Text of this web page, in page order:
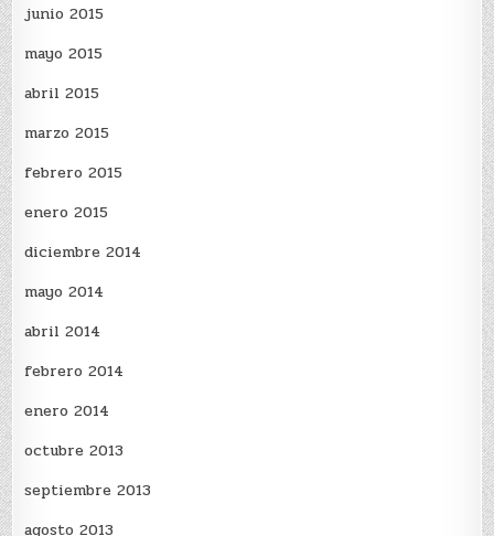
junio 2015
mayo 2015
abril 2015
marzo 2015
febrero 2015
enero 2015
diciembre 2014
mayo 2014
abril 2014
febrero 2014
enero 2014
octubre 2013
septiembre 2013
agosto 2013